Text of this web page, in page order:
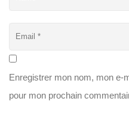
Enregistrer mon nom, mon e-
pour mon prochain